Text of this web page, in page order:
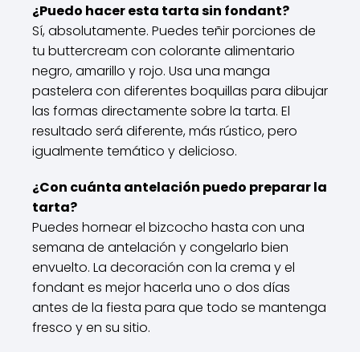
¿Puedo hacer esta tarta sin fondant?
Sí, absolutamente. Puedes teñir porciones de
tu buttercream con colorante alimentario
negro, amarillo y rojo. Usa una manga
pastelera con diferentes boquillas para dibujar
las formas directamente sobre la tarta. El
resultado será diferente, más rústico, pero
igualmente temático y delicioso.
¿Con cuánta antelación puedo preparar la
tarta?
Puedes hornear el bizcocho hasta con una
semana de antelación y congelarlo bien
envuelto. La decoración con la crema y el
fondant es mejor hacerla uno o dos días
antes de la fiesta para que todo se mantenga
fresco y en su sitio.